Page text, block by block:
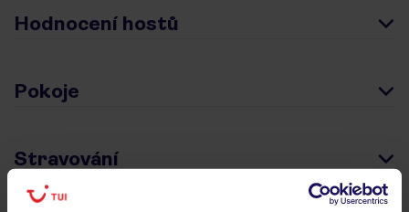
Hodnocení hostů
Pokoje
Stravování